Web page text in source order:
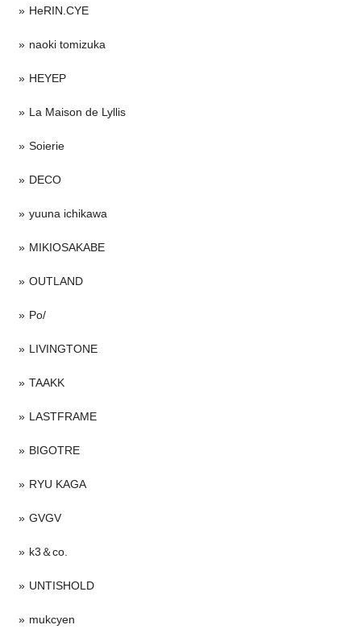
HeRIN.CYE
naoki tomizuka
HEYEP
La Maison de Lyllis
Soierie
DECO
yuuna ichikawa
MIKIOSAKABE
OUTLAND
Po/
LIVINGTONE
TAAKK
LASTFRAME
BIGOTRE
RYU KAGA
GVGV
k3＆co.
UNTISHOLD
mukcyen